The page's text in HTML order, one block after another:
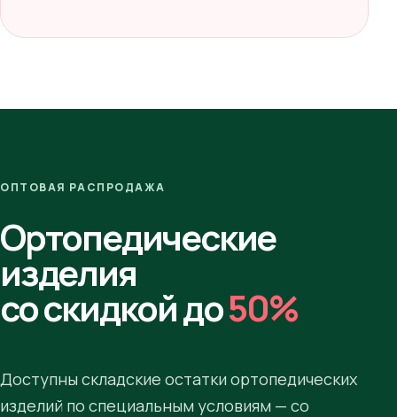
ОПТОВАЯ РАСПРОДАЖА
Ортопедические
изделия
со скидкой до50%
Доступны складские остатки ортопедических
изделий по специальным условиям — со